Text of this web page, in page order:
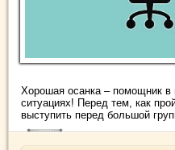
Хорошая осанка – помощник в
ситуациях! Перед тем, как
выступить перед большой